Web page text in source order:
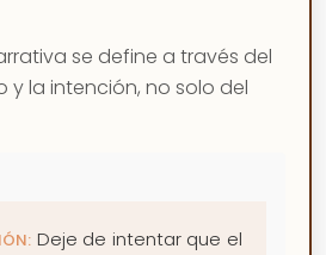
se define a través del
y la intención, no solo del
Deje de intentar que el